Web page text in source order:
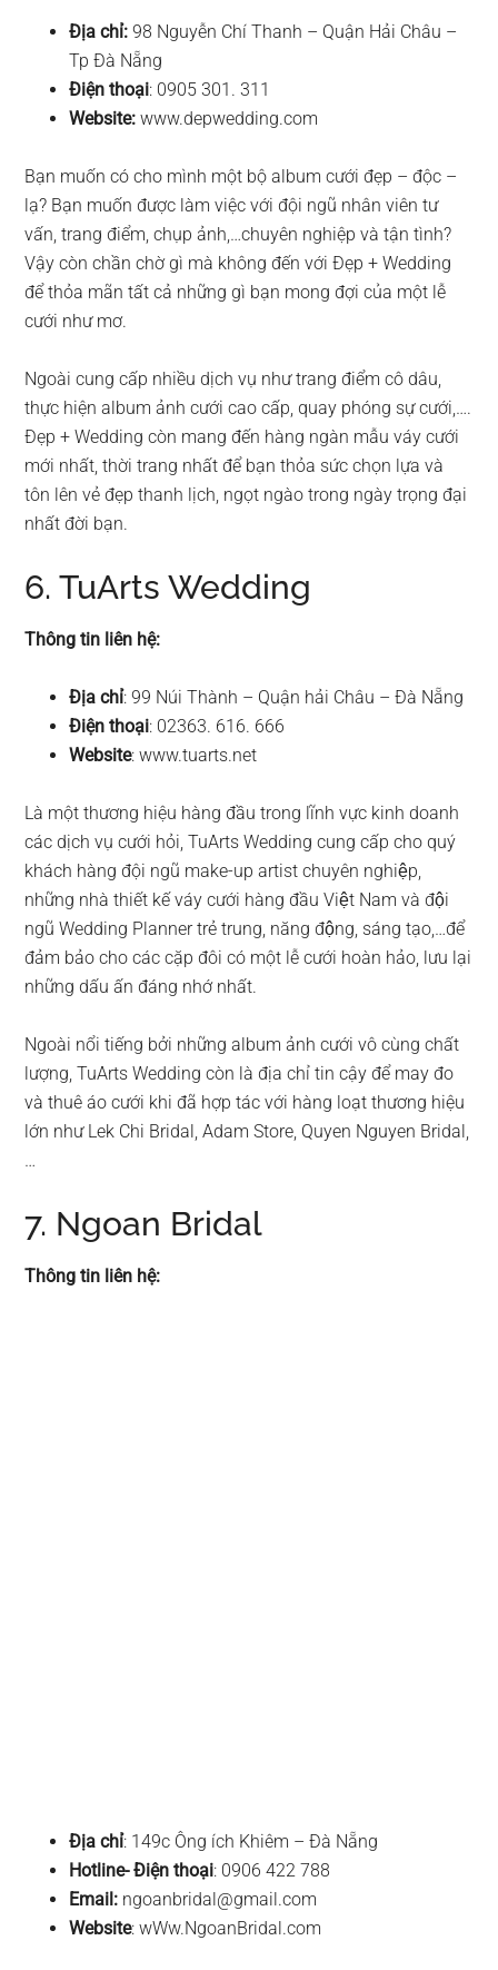
Địa chỉ: 98 Nguyễn Chí Thanh – Quận Hải Châu –
Tp Đà Nẵng
Điện thoại: 0905 301. 311
Website: www.depwedding.com
Bạn muốn có cho mình một bộ album cưới đẹp – độc –
lạ? Bạn muốn được làm việc với đội ngũ nhân viên tư
vấn, trang điểm, chụp ảnh,…chuyên nghiệp và tận tình?
Vậy còn chần chờ gì mà không đến với Đẹp + Wedding
để thỏa mãn tất cả những gì bạn mong đợi của một lễ
cưới như mơ.
Ngoài cung cấp nhiều dịch vụ như trang điểm cô dâu,
thực hiện album ảnh cưới cao cấp, quay phóng sự cưới,….
Đẹp + Wedding còn mang đến hàng ngàn mẫu váy cưới
mới nhất, thời trang nhất để bạn thỏa sức chọn lựa và
tôn lên vẻ đẹp thanh lịch, ngọt ngào trong ngày trọng đại
nhất đời bạn.
6. TuArts Wedding
Thông tin liên hệ:
Địa chỉ: 99 Núi Thành – Quận hải Châu – Đà Nẵng
Điện thoại: 02363. 616. 666
Website: www.tuarts.net
Là một thương hiệu hàng đầu trong lĩnh vực kinh doanh
các dịch vụ cưới hỏi, TuArts Wedding cung cấp cho quý
khách hàng đội ngũ make-up artist chuyên nghiệp,
những nhà thiết kế váy cưới hàng đầu Việt Nam và đội
ngũ Wedding Planner trẻ trung, năng động, sáng tạo,…để
đảm bảo cho các cặp đôi có một lễ cưới hoàn hảo, lưu lại
những dấu ấn đáng nhớ nhất.
Ngoài nổi tiếng bởi những album ảnh cưới vô cùng chất
lượng, TuArts Wedding còn là địa chỉ tin cậy để may đo
và thuê áo cưới khi đã hợp tác với hàng loạt thương hiệu
lớn như Lek Chi Bridal, Adam Store, Quyen Nguyen Bridal,
…
7. Ngoan Bridal
Thông tin liên hệ:
Địa chỉ: 149c Ông ích Khiêm – Đà Nẵng
Hotline- Điện thoại: 0906 422 788
Email: ngoanbridal@gmail.com
Website: wWw.NgoanBridal.com